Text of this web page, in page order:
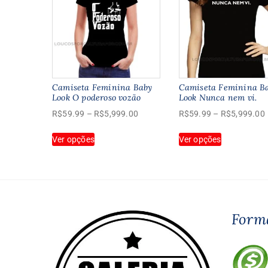
Camiseta Feminina Baby
Look O poderoso vozão
R$59.99 – R$5,999.00
Ver opções
Este
produto
opções
podem
escolhidas
na
Camiseta Feminina
Look Nunca nem vi.
R$59.99 – R$5,999.00
Ver opções
Este
produto
podem
escolhidas